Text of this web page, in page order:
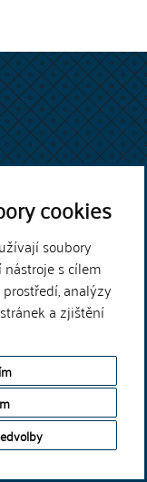
cookies
soubory
s cílem
analýzy
a zjištění